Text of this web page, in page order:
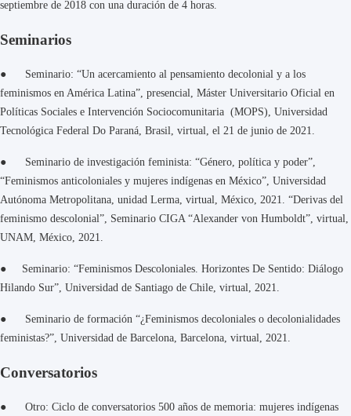
septiembre de 2018 con una duración de 4 horas.
Seminarios
● Seminario: “Un acercamiento al pensamiento decolonial y a los
feminismos en América Latina”, presencial, Máster Universitario Oficial en
Políticas Sociales e Intervención Sociocomunitaria (MOPS), Universidad
Tecnológica Federal Do Paraná, Brasil, virtual, el 21 de junio de 2021.
● Seminario de investigación feminista: “Género, política y poder”,
“Feminismos anticoloniales y mujeres indígenas en México”, Universidad
Autónoma Metropolitana, unidad Lerma, virtual, México, 2021. “Derivas del
feminismo descolonial”, Seminario CIGA “Alexander von Humboldt”, virtual,
UNAM, México, 2021.
● Seminario: “Feminismos Descoloniales. Horizontes De Sentido: Diálogo
Hilando Sur”, Universidad de Santiago de Chile, virtual, 2021.
● Seminario de formación “¿Feminismos decoloniales o decolonialidades
feministas?”, Universidad de Barcelona, Barcelona, virtual, 2021.
Conversatorios
● Otro: Ciclo de conversatorios 500 años de memoria: mujeres indígenas